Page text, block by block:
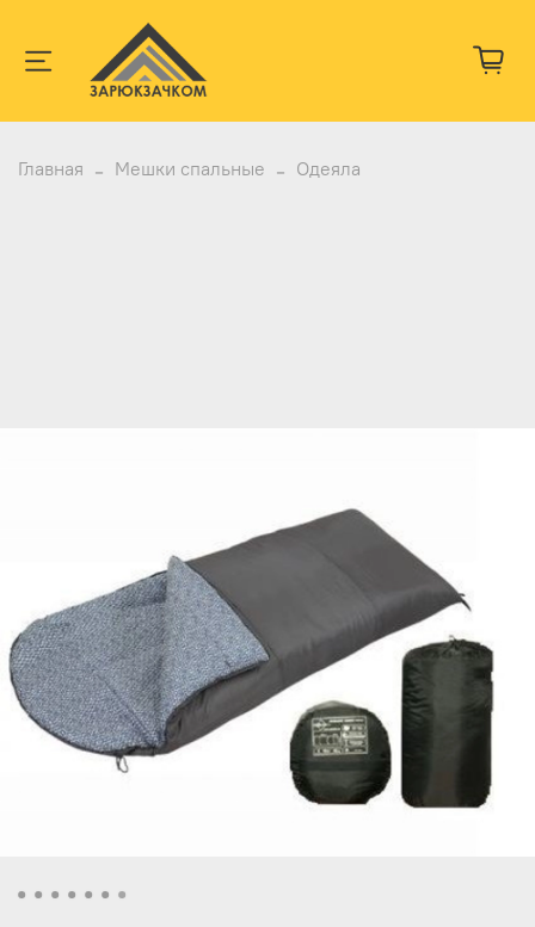
Главная Мешки спальные Одеяла